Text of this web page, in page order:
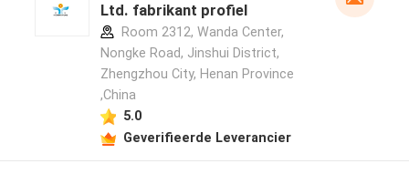
Ltd. fabrikant profiel
Room 2312, Wanda Center,
Nongke Road, Jinshui District,
Zhengzhou City, Henan Province
,China
5.0
Geverifieerde Leverancier